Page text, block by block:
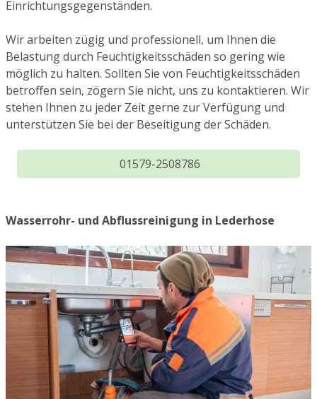
Einrichtungsgegenständen.
Wir arbeiten zügig und professionell, um Ihnen die
Belastung durch Feuchtigkeitsschäden so gering wie
möglich zu halten. Sollten Sie von Feuchtigkeitsschäden
betroffen sein, zögern Sie nicht, uns zu kontaktieren. Wir
stehen Ihnen zu jeder Zeit gerne zur Verfügung und
unterstützen Sie bei der Beseitigung der Schäden.
01579-2508786
Wasserrohr- und Abflussreinigung in Lederhose